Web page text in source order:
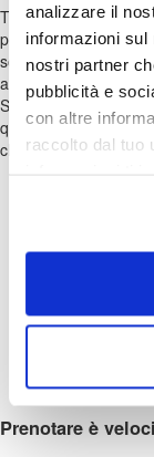
analizzare il
informazioni
nostri partner
pubblicità e
con altre
raccolto dal tuo
Tra zone a traffico
posto sulle strisce
soluzione?
anticipo.
Scegliere MyParking
questione di
che fanno la
dove lasciare
monitorate.
tariffe
punti fedeltà
viaggi.
Prenotare è